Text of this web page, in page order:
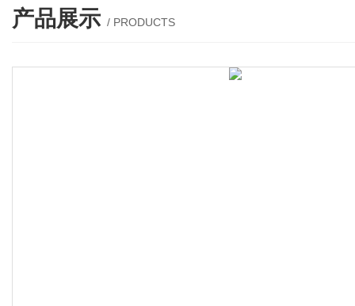
产品展示 / PRODUCTS